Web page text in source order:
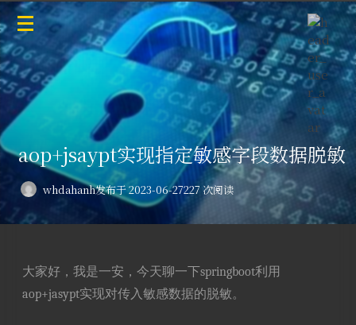
aop+jsaypt实现指定敏感字段数据脱敏
whdahanh发布于 2023-06-27227 次阅读
大家好，我是一安，今天聊一下springboot利用
aop+jasypt实现对传入敏感数据的脱敏。